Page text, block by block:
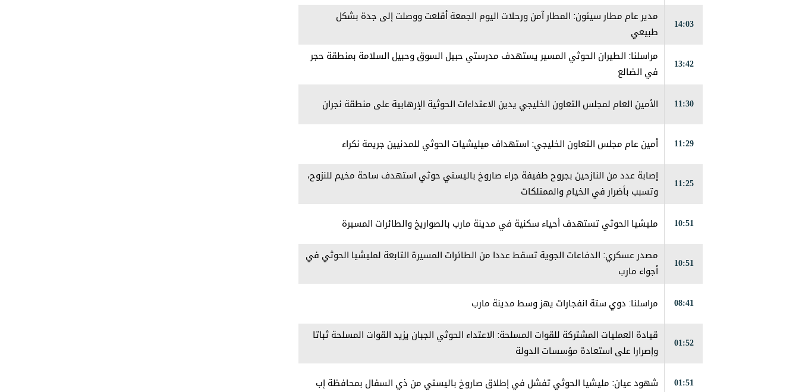
14:03
مدير عام مطار سيئون: المطار آمن ورحلات اليوم الجمعة أقلعت ووصلت إلى جدة بشكل
طبيعي
13:42
مراسلنا: الطيران الحوثي المسير يستهدف مدرستي حبيل السوق وحبيل السلامة بمنطقة حجر
في الضالع
11:30 الأمين العام لمجلس التعاون الخليجي يدين الاعتداءات الحوثية الإرهابية على منطقة نجران
11:29 أمين عام مجلس التعاون الخليجي: استهداف ميليشيات الحوثي للمدنيين جريمة نكراء
11:25
إصابة عدد من النازحين بجروح طفيفة جراء صاروخ باليستي حوثي استهدف ساحة مخيم للنزوح،
وتسبب بأضرار في الخيام والممتلكات
10:51 مليشيا الحوثي تستهدف أحياء سكنية في مدينة مارب بالصواريخ والطائرات المسيرة
10:51
مصدر عسكري: الدفاعات الجوية تسقط عددا من الطائرات المسيرة التابعة لمليشيا الحوثي في
أجواء مارب
08:41 مراسلنا: دوي ستة انفجارات يهز وسط مدينة مارب
01:52
قيادة العمليات المشتركة للقوات المسلحة: الاعتداء الحوثي الجبان يزيد القوات المسلحة ثباتا
وإصرارا على استعادة مؤسسات الدولة
01:51 شهود عيان: ‏مليشيا الحوثي تفشل في إطلاق صاروخ باليستي من ذي السفال بمحافظة إب